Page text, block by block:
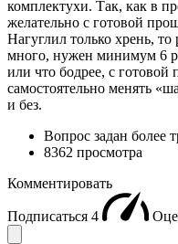
комплектухи. Так, как в
желательно с готовой
Нагуглил только хрень,
много, нужен минимум 6
или что бодрее, с
самостоятельно менять
и без.
Вопрос задан более
8362 просмотра
Комментировать
Подписаться 4